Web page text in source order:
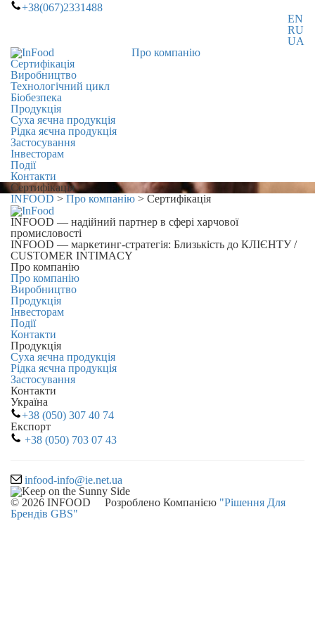
+38(067)2331488
EN
RU
UA
Про компанію
Сертифікація
Виробництво
Технологічний цикл
Біобезпека
Продукція
Суха яєчна продукція
Рідка яєчна продукція
Застосування
Інвесторам
Події
Контакти
Сертифікація
INFOOD > Про компанію > Сертифікація
INFOOD — надійний партнер в сфері харчової
промисловості
INFOOD — маркетинг-стратегія: Близькість до КЛІЄНТУ /
CUSTOMER INTIMACY
Про компанію
Про компанію
Виробництво
Продукція
Інвесторам
Події
Контакти
Продукція
Суха яєчна продукція
Рідка яєчна продукція
Застосування
Контакти
Україна
+38 (050) 307 40 74
Експорт
+38 (050) 703 07 43
infood-info@ie.net.ua
© 2026 INFOOD Розроблено Компанією "Рішення Для
Брендів GBS"